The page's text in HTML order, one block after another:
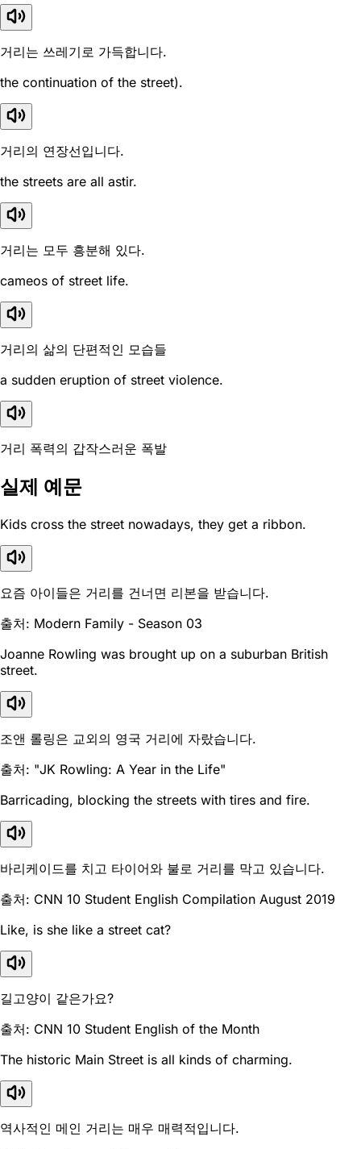
거리는 쓰레기로 가득합니다.
the continuation of the street).
거리의 연장선입니다.
the streets are all astir.
거리는 모두 흥분해 있다.
cameos of street life.
거리의 삶의 단편적인 모습들
a sudden eruption of street violence.
거리 폭력의 갑작스러운 폭발
실제 예문
Kids cross the street nowadays, they get a ribbon.
요즘 아이들은 거리를 건너면 리본을 받습니다.
출처: Modern Family - Season 03
Joanne Rowling was brought up on a suburban British
street.
조앤 롤링은 교외의 영국 거리에 자랐습니다.
출처: "JK Rowling: A Year in the Life"
Barricading, blocking the streets with tires and fire.
바리케이드를 치고 타이어와 불로 거리를 막고 있습니다.
출처: CNN 10 Student English Compilation August 2019
Like, is she like a street cat?
길고양이 같은가요?
출처: CNN 10 Student English of the Month
The historic Main Street is all kinds of charming.
역사적인 메인 거리는 매우 매력적입니다.